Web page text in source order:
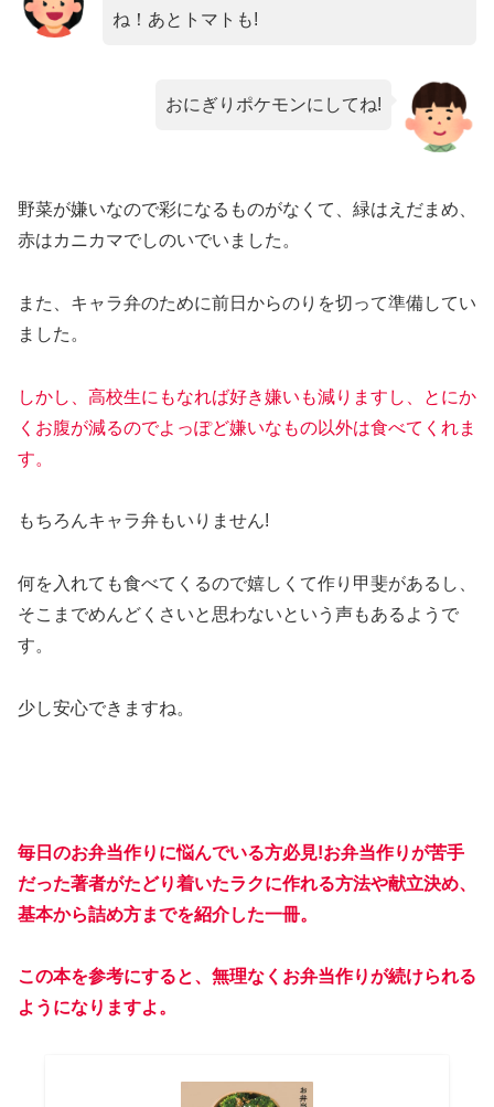
ね！あとトマトも!
おにぎりポケモンにしてね!
野菜が嫌いなので彩になるものがなくて、緑はえだまめ、
赤はカニカマでしのいでいました。
また、キャラ弁のために前日からのりを切って準備してい
ました。
しかし、高校生にもなれば好き嫌いも減りますし、とにか
くお腹が減るのでよっぽど嫌いなもの以外は食べてくれま
す。
もちろんキャラ弁もいりません!
何を入れても食べてくるので嬉しくて作り甲斐があるし、
そこまでめんどくさいと思わないという声もあるようで
す。
少し安心できますね。
毎日のお弁当作りに悩んでいる方必見!お弁当作りが苦手
だった著者がたどり着いたラクに作れる方法や献立決め、
基本から詰め方までを紹介した一冊。
この本を参考にすると、無理なくお弁当作りが続けられる
ようになりますよ。